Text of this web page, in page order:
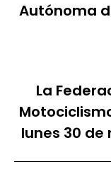
Autónoma
La
lunes 30 de